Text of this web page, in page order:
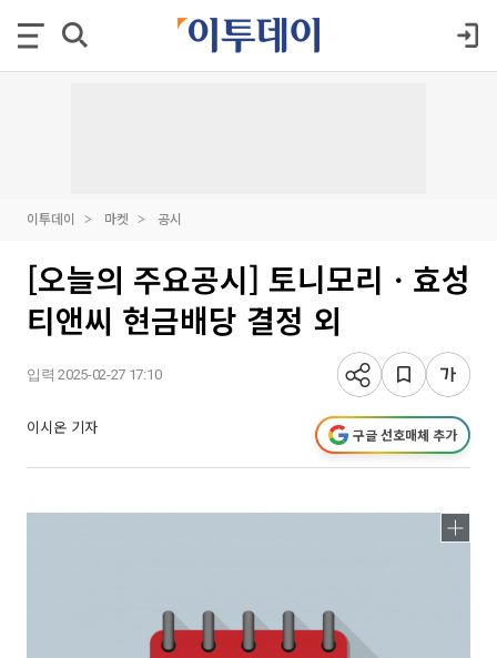
이투데이 마켓 공시
[오늘의 주요공시] 토니모리ㆍ효성
티앤씨 현금배당 결정 외
입력 2025-02-27 17:10
이시온 기자 구글 선호매체 추가